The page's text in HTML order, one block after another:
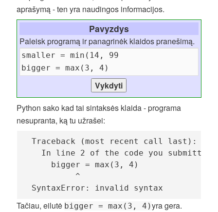
aprašymą - ten yra naudingos informacijos.
Pavyzdys
Paleisk programą ir panagrinėk klaidos pranešimą.
Python sako kad tai sintaksės klaida - programa
nesupranta, ką tu užrašei:
Traceback (most recent call last):
   In line 2 of the code you submitted:
     bigger = max(3, 4)
          ^
SyntaxError: invalid syntax
Tačiau, eilutė bigger = max(3, 4)yra gera.